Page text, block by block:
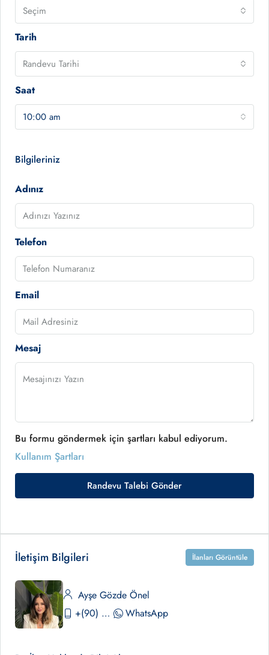
Seçim
Tarih
Randevu Tarihi
Saat
10:00 am
Bilgileriniz
Adınız
Telefon
Email
Mesaj
Bu formu göndermek için şartları kabul ediyorum.
Kullanım Şartları
Randevu Talebi Gönder
İletişim Bilgileri İlanları Görüntüle
Ayşe Gözde Önel
+(90) 530 390 02 84
WhatsApp